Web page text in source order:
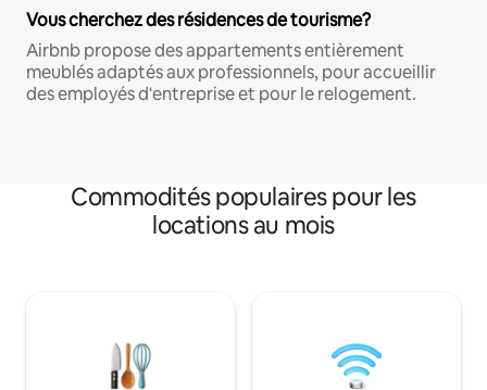
Vous cherchez des résidences de tourisme?
Airbnb propose des appartements entièrement
meublés adaptés aux professionnels, pour accueillir
des employés d'entreprise et pour le relogement.
Commodités populaires pour les
locations au mois